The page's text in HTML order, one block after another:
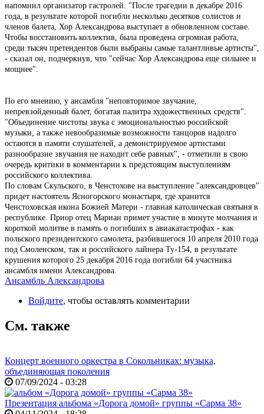
напомнил организатор гастролей. "После трагедии в декабре 2016
года, в результате которой погибли несколько десятков солистов и
членов балета, Хор Александрова выступает в обновленном составе.
Чтобы восстановить коллектив, была проведена огромная работа,
среди тысяч претендентов были выбраны самые талантливые артисты",
- сказал он, подчеркнув, что "сейчас Хор Александрова еще сильнее и
мощнее".
По его мнению, у ансамбля "неповторимое звучание,
непревзойденный балет, богатая палитра художественных средств".
"Объединение чистоты звука с эмоциональностью российской
музыки, а также невообразимые возможности танцоров надолго
остаются в памяти слушателей, а демонстрируемое артистами
разнообразие звучания не находит себе равных", - отметили в свою
очередь критики в комментарии к предстоящим выступлениям
российского коллектива.
По словам Скульского, в Ченстохове на выступление "александровцев"
придет настоятель Ясногорского монастыря, где хранится
Ченстоховская икона Божией Матери - главная католическая святыня в
республике. Приор отец Мариан примет участие в минуте молчания и
короткой молитве в память о погибших в авиакатастрофах - как
польского президентского самолета, разбившегося 10 апреля 2010 года
под Смоленском, так и российского лайнера Ту-154, в результате
крушения которого 25 декабря 2016 года погибли 64 участника
ансамбля имени Александрова.
Ансамбль Александрова
Войдите, чтобы оставлять комментарии
См. также
Концерт военного оркестра в Сокольниках: музыка,
объединяющая поколения
07/09/2024 - 03:28
Презентация альбома «Дорога домой» группы «Сарма 38»